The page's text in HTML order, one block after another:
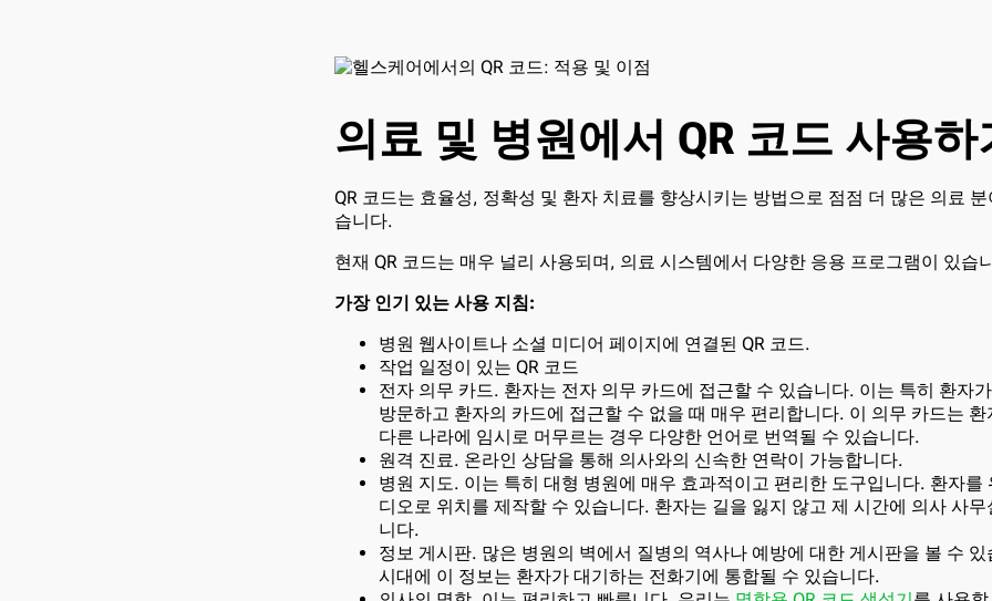
의료 및 병원에서 QR 코드 사용하
QR 코드는 효율성, 정확성 및 환자 치료를 향상시키는 방법으로 점점 더 많은 의료
습니다.
현재 QR 코드는 매우 널리 사용되며, 의료 시스템에서 다양한 응용 프로그램이 있습
가장 인기 있는 사용 지침:
병원 웹사이트나 소셜 미디어 페이지에 연결된 QR 코드.
작업 일정이 있는 QR 코드
전자 의무 카드. 환자는 전자 의무 카드에 접근할 수 있습니다. 이는 특히 환자
방문하고 환자의 카드에 접근할 수 없을 때 매우 편리합니다. 이 의무 카드는
다른 나라에 임시로 머무르는 경우 다양한 언어로 번역될 수 있습니다.
원격 진료. 온라인 상담을 통해 의사와의 신속한 연락이 가능합니다.
병원 지도. 이는 특히 대형 병원에 매우 효과적이고 편리한 도구입니다. 환자를
디오로 위치를 제작할 수 있습니다. 환자는 길을 잃지 않고 제 시간에 의사 사
니다.
정보 게시판. 많은 병원의 벽에서 질병의 역사나 예방에 대한 게시판을 볼 수
시대에 이 정보는 환자가 대기하는 전화기에 통합될 수 있습니다.